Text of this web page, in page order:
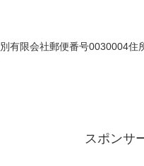
有限会社郵便番号0030004
スポンサ